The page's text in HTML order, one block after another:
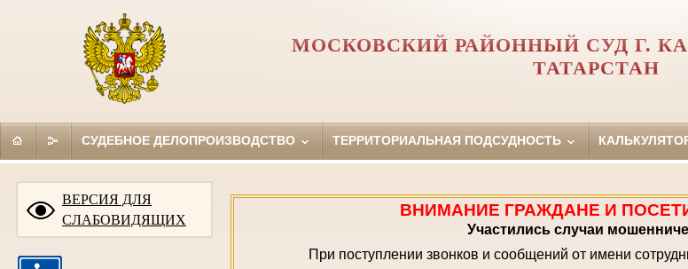
МОСКОВСКИЙ РАЙОННЫЙ СУД Г.
ТАТАРСТАН
СУДЕБНОЕ ДЕЛОПРОИЗВОДСТВО ТЕРРИТОРИАЛЬНАЯ ПОДСУДНОСТЬ
ВЕРСИЯ ДЛЯ
СЛАБОВИДЯЩИХ
ВНИМАНИЕ ГРАЖДАНЕ И
Участились случаи
При поступлении звонков и сообщений от имени